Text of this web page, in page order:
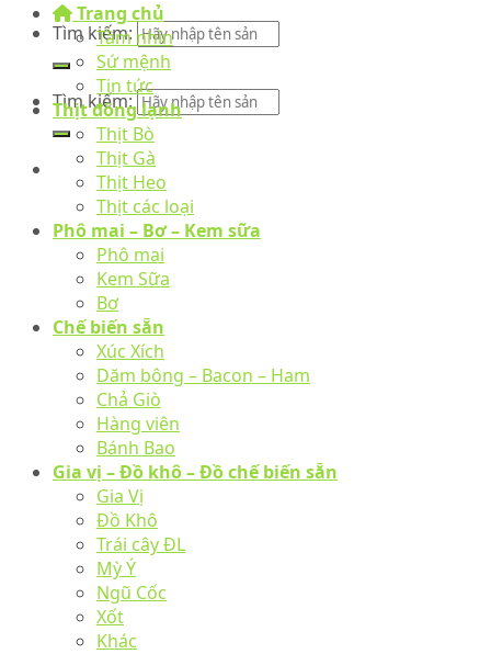
Tìm kiếm:
Tìm kiếm:
Trang chủ
Tầm nhìn
Sứ mệnh
Tin tức
Thịt đông lạnh
Thịt Bò
Thịt Gà
Thịt Heo
Thịt các loại
Phô mai – Bơ – Kem sữa
Phô mai
Kem Sữa
Bơ
Chế biến sẵn
Xúc Xích
Dăm bông – Bacon – Ham
Chả Giò
Hàng viên
Bánh Bao
Gia vị – Đồ khô – Đồ chế biến sẵn
Gia Vị
Đồ Khô
Trái cây ĐL
Mỳ Ý
Ngũ Cốc
Xốt
Khác